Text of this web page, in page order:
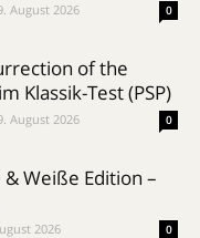
August 2026 0
of the
Klassik-Test (PSP)
August 2026 0
Weiße Edition –
2026 0